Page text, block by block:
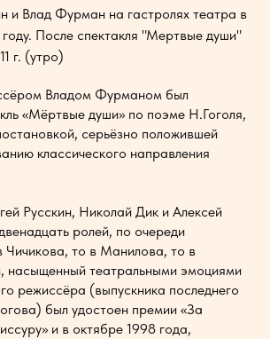
и Влад Фурман на гастролях театра в
После спектакля "Мертвые души"
г. (утро)
Владом Фурманом был
«Мёртвые души» по поэме Н.Гоголя,
серьёзно положившей
классического направления
Русскин, Николай Дик и Алексей
ролей, по очереди
Чичикова, то в Манилова, то в
насыщенный театральными эмоциями
режиссёра (выпускника последнего
был удостоен премии «За
и в октябре 1998 года,